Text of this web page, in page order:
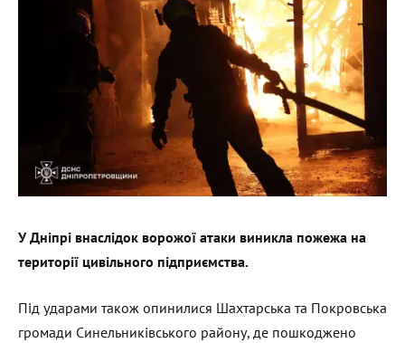
У Дніпрі внаслідок ворожої атаки виникла пожежа на
території цивільного підприємства.
Під ударами також опинилися Шахтарська та Покровська
громади Синельниківського району, де пошкоджено